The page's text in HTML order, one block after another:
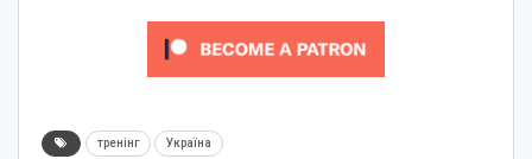
тренінг Україна